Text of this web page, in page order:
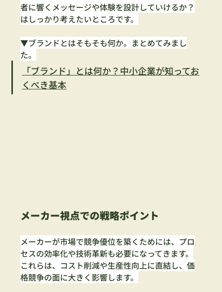
者に響くメッセージや体験を設計していけるか？
はしっかり考えたいところです。
▼ブランドとはそもそも何か。まとめてみまし
た。
「ブランド」とは何か？中小企業が知ってお
くべき基本
メーカー視点での戦略ポイント
メーカーが市場で競争優位を築くためには、プロ
セスの効率化や技術革新も必要になってきます。
これらは、コスト削減や生産性向上に直結し、価
格競争の面に大きく影響します。